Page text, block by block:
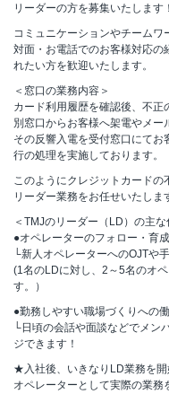
リーダーの方を募集いたします！
コミュニケーションやチームワ
対面・お電話でのお客様対応の
れたい方を歓迎いたします。
＜窓口の業務内容＞
カード利用履歴を確認後、不正
別窓口からお客様へ架電やメー
その反響入電を受付窓口にて
行の処理を実施しております。
このようにクレジットカード
リーダー業務をお任せいたしま
＜TMJのリーダー（LD）の主な
●オペレーターのフォロー・育
└新人オペレーターへのOJTや
(1名のLDに対し、2～5名のオ
す。）
●勤務しやすい職場づくりへの
└日頃の会話や面談などでメン
ジできます！
★入社後、いきなりLD業務を開
オペレーターとして実際の業務